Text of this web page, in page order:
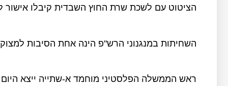
הציטוט עם לשכת שרת החוץ השבדית קיבלו אישור
השחיתות במנגנוני הרש"פ הינה אחת הסיבות
ראש הממשלה הפלסטיני מוחמד א-שתייה ייצא